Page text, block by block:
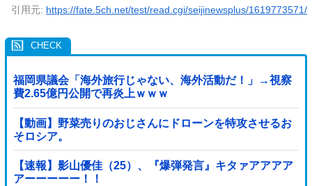
引用元: https://fate.5ch.net/test/read.cgi/seijinewsplus/1619773571/
福岡県議会「海外旅行じゃない、海外活動だ！」→視察
費2.65億円公開で再炎上ｗｗｗ
【動画】野菜売りのおじさんにドローンを特攻させるお
そロシア。
【速報】影山優佳（25）、『爆弾発言』キタァアアアア
アーーーーー！！